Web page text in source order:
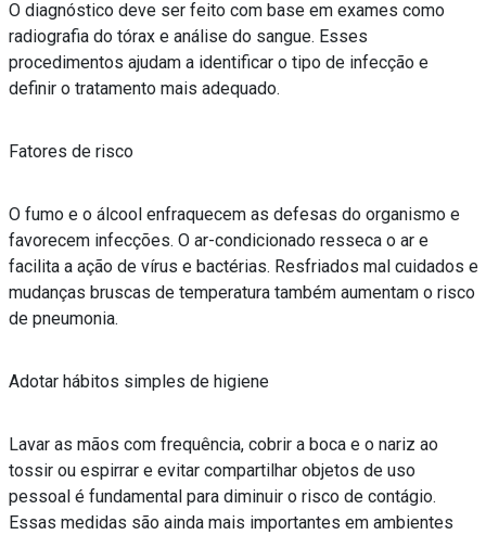
O diagnóstico deve ser feito com base em exames como
radiografia do tórax e análise do sangue. Esses
procedimentos ajudam a identificar o tipo de infecção e
definir o tratamento mais adequado.
Fatores de risco
O fumo e o álcool enfraquecem as defesas do organismo e
favorecem infecções. O ar-condicionado resseca o ar e
facilita a ação de vírus e bactérias. Resfriados mal cuidados e
mudanças bruscas de temperatura também aumentam o risco
de pneumonia.
Adotar hábitos simples de higiene
Lavar as mãos com frequência, cobrir a boca e o nariz ao
tossir ou espirrar e evitar compartilhar objetos de uso
pessoal é fundamental para diminuir o risco de contágio.
Essas medidas são ainda mais importantes em ambientes